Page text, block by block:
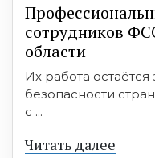
сотрудников
области
Их работа
безопасности
с ...
Читать далее